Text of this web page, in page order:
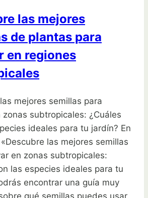
las mejores
de plantas para
en regiones
mejores semillas para
zonas subtropicales: ¿Cuáles
ideales para tu jardín? En
las mejores semillas
en zonas subtropicales:
las especies ideales para tu
encontrar una guía muy